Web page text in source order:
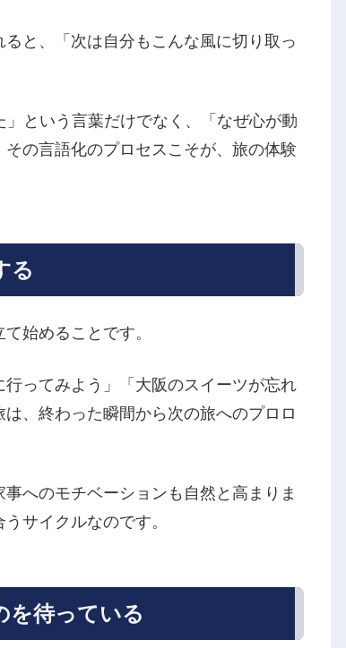
と、「次は自分もこんな風に切り取っ
という言葉だけでなく、「なぜ心が動
の言語化のプロセスこそが、旅の体験
る
始めることです。
行ってみよう」「大阪のスイーツが忘れ
、終わった瞬間から次の旅へのプロロ
へのモチベーションも自然と高まりま
サイクルなのです。
を待っている